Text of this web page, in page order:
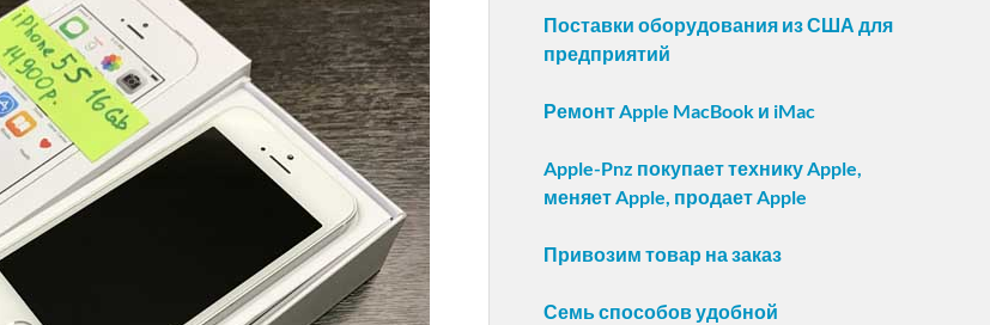
Поставки оборудования из США для
предприятий
Ремонт Apple MacBook и iMac
Apple-Pnz покупает технику Apple,
меняет Apple, продает Apple
Привозим товар на заказ
Семь способов удобной